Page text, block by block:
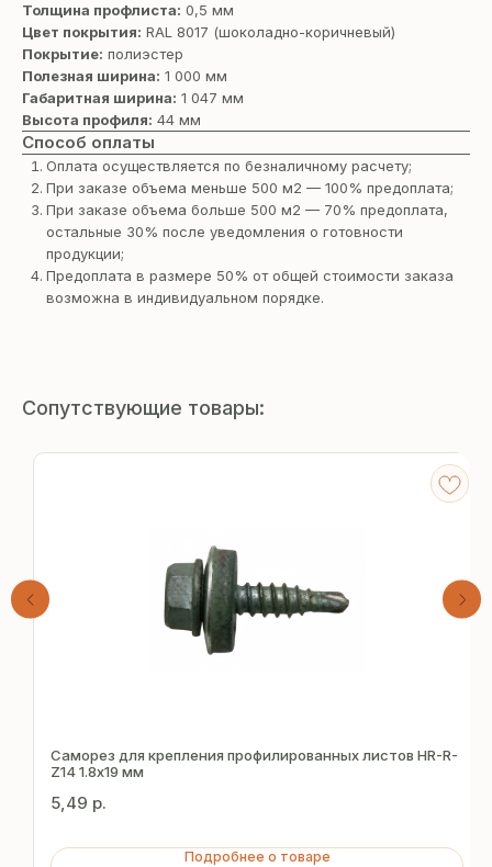
Толщина профлиста: 0,5 мм
Цвет покрытия: RAL 8017 (шоколадно-коричневый)
Покрытие: полиэстер
Полезная ширина: 1 000 мм
Габаритная ширина: 1 047 мм
Высота профиля: 44 мм
Способ оплаты
Оплата осуществляется по безналичному расчету;
При заказе объема меньше 500 м2 — 100% предоплата;
При заказе объема больше 500 м2 — 70% предоплата,
остальные 30% после уведомления о готовности
продукции;
Предоплата в размере 50% от общей стоимости заказа
возможна в индивидуальном порядке.
Сопутствующие товары:
Саморез для крепления профилированных листов HR-R-
Z14 1.8х19 мм
5,49 р.
Подробнее о товаре
бесплатный расчёт
за 15 минут
Отправьте заявку — и получите